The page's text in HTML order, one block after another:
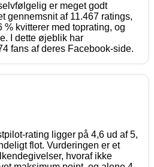
er meget godt
gennemsnit af 11.467 ratings,
% kvitterer med toprating, og
I dette øjeblik har
fans af deres Facebook-side.
rating ligger på 4,6 ud af 5,
flot. Vurderingen er et
hvoraf ikke